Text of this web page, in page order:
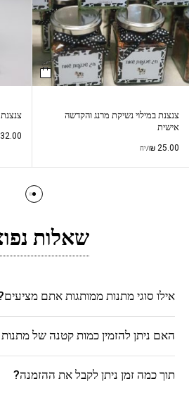
צנצנת במילוי נשיקת מרנג והקדשה
אישית
₪ 25.00 /יח
צנצנת
שאלות
אילו סוגי מתנות ממותגות אתם
האם ניתן להזמין כמות קטנה של
תוך כמה זמן ניתן לקבל את ההזמנה?